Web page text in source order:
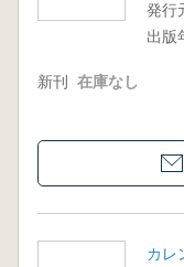
発行
出版
新刊 在庫なし
カレ